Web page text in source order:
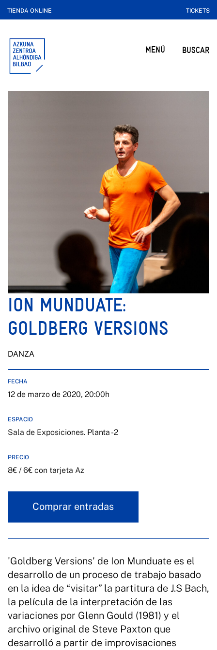
TIENDA ONLINE TICKETS
MENÚ BUSCAR
ION MUNDUATE:
GOLDBERG VERSIONS
DANZA
FECHA
12 de marzo de 2020, 20:00h
ESPACIO
Sala de Exposiciones. Planta -2
PRECIO
8€ / 6€ con tarjeta Az
Comprar entradas
'Goldberg Versions' de Ion Munduate es el
desarrollo de un proceso de trabajo basado
en la idea de “visitar” la partitura de J.S Bach,
la película de la interpretación de las
variaciones por Glenn Gould (1981) y el
archivo original de Steve Paxton que
desarrolló a partir de improvisaciones